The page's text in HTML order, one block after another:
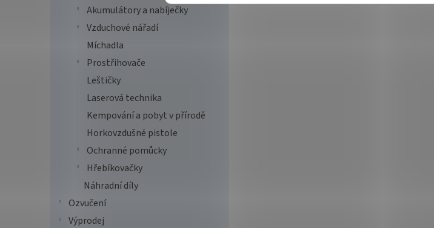
Akumulátory a nabíječky
Vzduchové nářadí
Míchadla
Prostřihovače
Leštičky
Laserová technika
Kempování a pobyt v přírodě
Horkovzdušné pistole
Ochranné pomůcky
Hřebíkovačky
Náhradní díly
Ozvučení
Výprodej